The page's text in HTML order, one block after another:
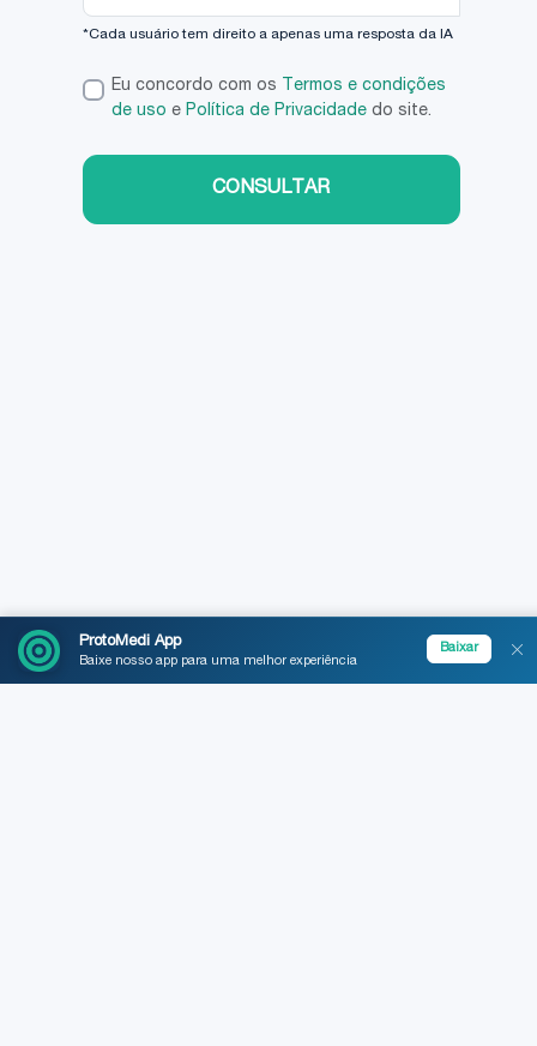
ProtoMedi App
Baixe nosso app para uma melhor experiência
Baixar
*Cada usuário tem direito a apenas uma resposta da IA
Eu concordo com os
Termos e condições
de uso e Política de Privacidadedo site.
CONSULTAR